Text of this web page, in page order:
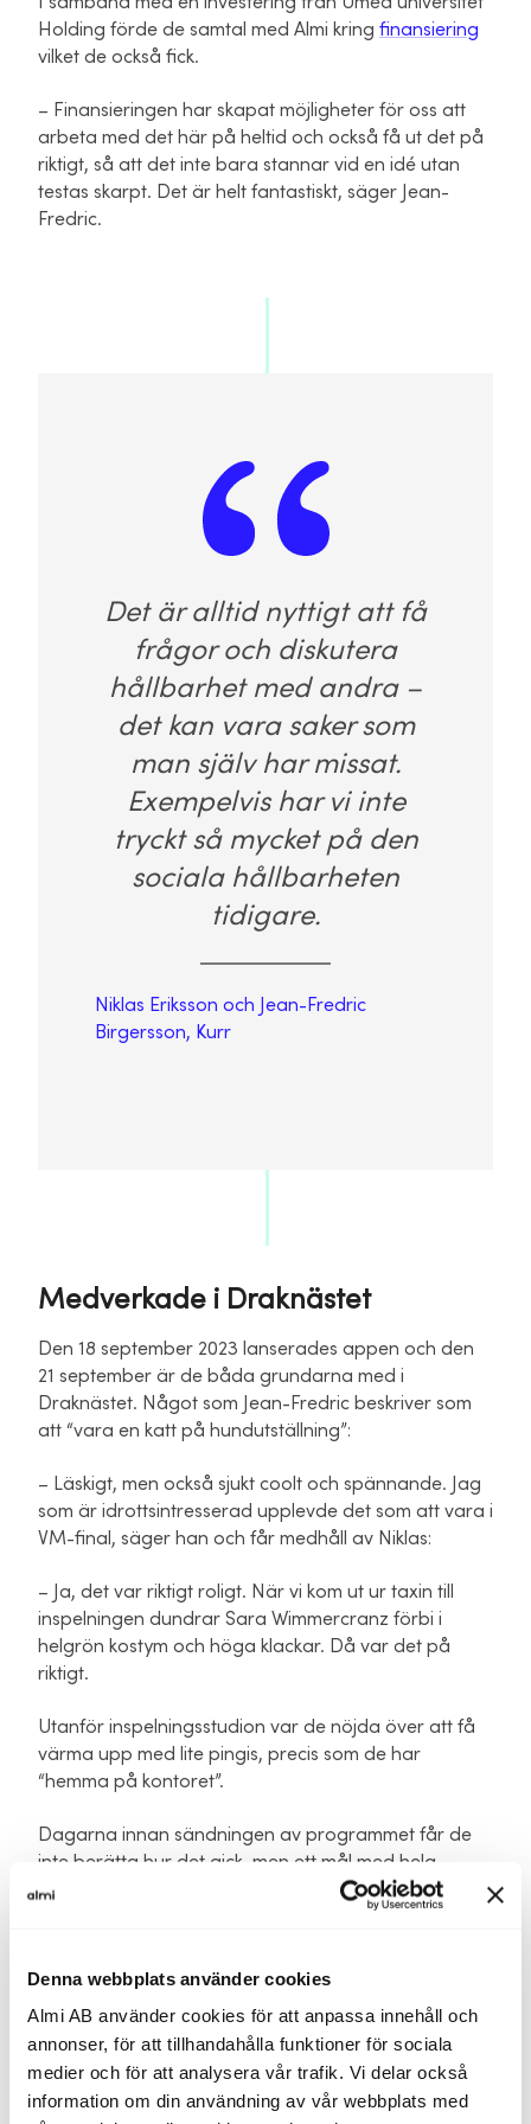
Denna webbplats använder cookies
Almi AB använder cookies för att anpassa innehåll och
annonser, för att tillhandahålla funktioner för sociala
medier och för att analysera vår trafik. Vi delar också
information om din användning av vår webbplats med
Holding förde de samtal med Almi kring finansiering
vilket de också fick.
– Finansieringen har skapat möjligheter för oss att
arbeta med det här på heltid och också få ut det på
riktigt, så att det inte bara stannar vid en idé utan
testas skarpt. Det är helt fantastiskt, säger Jean-
Fredric.
Det är alltid nyttigt att få
frågor och diskutera
hållbarhet med andra –
det kan vara saker som
man själv har missat.
Exempelvis har vi inte
tryckt så mycket på den
sociala hållbarheten
tidigare.
Niklas Eriksson och Jean-Fredric
Birgersson, Kurr
Medverkade i Draknästet
Den 18 september 2023 lanserades appen och den
21 september är de båda grundarna med i
Draknästet. Något som Jean-Fredric beskriver som
att “vara en katt på hundutställning”:
– Läskigt, men också sjukt coolt och spännande. Jag
som är idrottsintresserad upplevde det som att vara i
VM-final, säger han och får medhåll av Niklas:
– Ja, det var riktigt roligt. När vi kom ut ur taxin till
inspelningen dundrar Sara Wimmercranz förbi i
helgrön kostym och höga klackar. Då var det på
riktigt.
Utanför inspelningsstudion var de nöjda över att få
värma upp med lite pingis, precis som de har
“hemma på kontoret”.
Dagarna innan sändningen av programmet får de
inte berätta hur det gick, men ett mål med hela
företagsresan har varit att lära sig så mycket som
möjligt – vilket de också gjorde av drakarna.
– Vi hade jättebra samtal och fick mycket feedback.
användare för att lära oss mer och utveckla, säger
Jean-Fredric.
– Sedan gäller det att filtrera, analysera och